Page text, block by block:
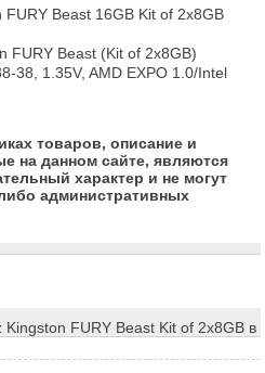
Beast 16GB Kit of 2x8GB
FURY Beast (Kit of 2x8GB)
38, 1.35V, AMD EXPO 1.0/Intel
товаров, описание и
на данном сайте, являются
характер и не могут
административных
Kingston FURY Beast Kit of 2x8GB в